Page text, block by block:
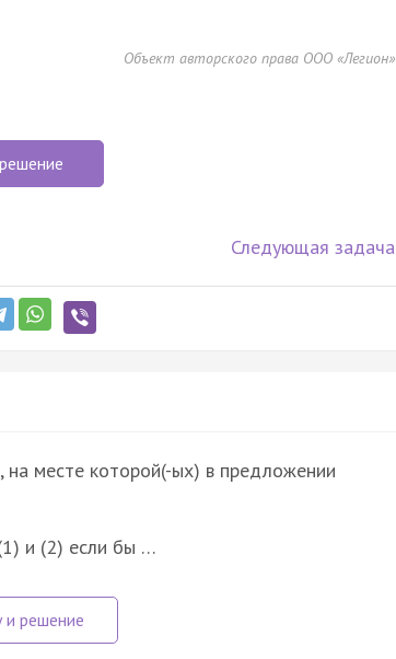
Объект авторского права ООО «Легион»
Следующая задача
на месте которой(-ых) в предложении
и (2) если бы …